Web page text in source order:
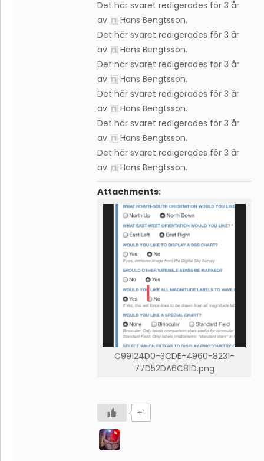
Det här svaret redigerades för 3 år
av
Hans Bengtsson.
Det här svaret redigerades för 3 år
av
Hans Bengtsson.
Det här svaret redigerades för 3 år
av
Hans Bengtsson.
Det här svaret redigerades för 3 år
av
Hans Bengtsson.
Det här svaret redigerades för 3 år
av
Hans Bengtsson.
Det här svaret redigerades för 3 år
av
Hans Bengtsson.
Attachments:
C99124D0-3CDE-4960-8231-
77D52DA6C81D.png
+1